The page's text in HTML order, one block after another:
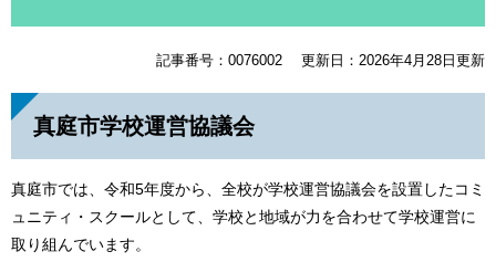
記事番号：0076002 更新日：2026年4月28日更新
真庭市学校運営協議会
真庭市では、令和5年度から、全校が学校運営協議会を設置したコミ
ュニティ・スクールとして、学校と地域が力を合わせて学校運営に
取り組んでいます。